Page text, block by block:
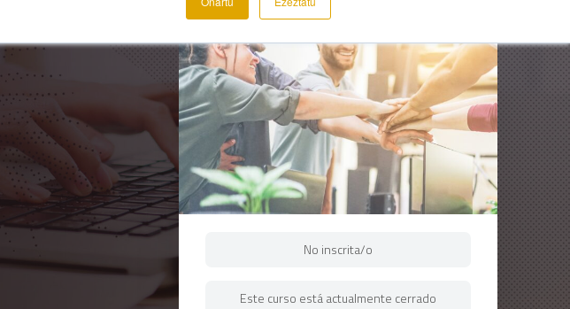
No inscrita/o
Este curso está actualmente cerrado